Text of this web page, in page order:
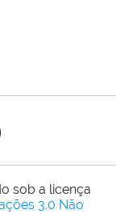
sob a licença
3.0 Não